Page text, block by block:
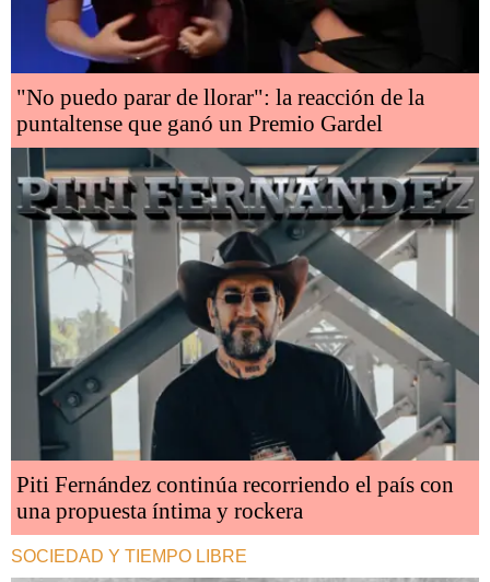
"No puedo parar de llorar": la reacción de la
puntaltense que ganó un Premio Gardel
Piti Fernández continúa recorriendo el país con
una propuesta íntima y rockera
SOCIEDAD Y TIEMPO LIBRE